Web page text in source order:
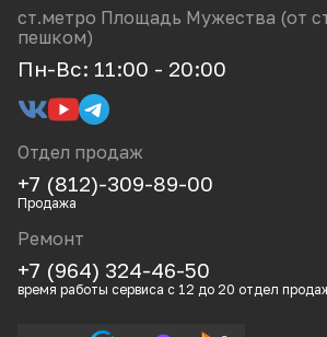
Halten
Hitway
Iconbit
Ikingi
JackHot
Joyor
Kaabo
ст.метро Площадь Мужества (от
пешком)
Пн-Вс: 11:00 - 20:00
Отдел продаж
+7 (812)-309-89-00
Продажа
Ремонт
+7 (964) 324-46-50
время работы сервиса с 12 до 20 отдел